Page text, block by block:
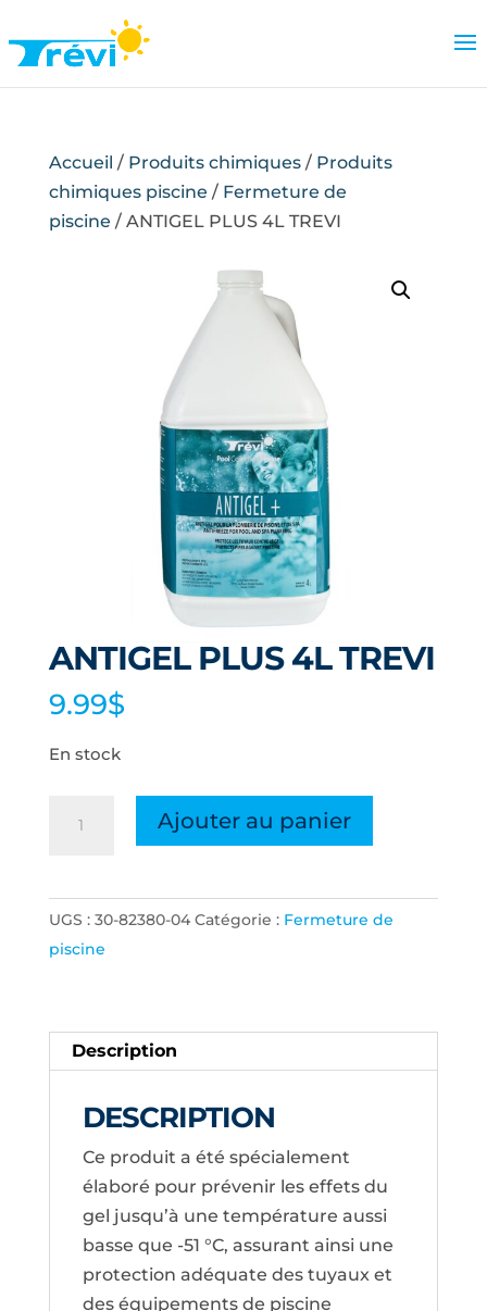
Accueil / Produits chimiques/ Produits
chimiques piscine / Fermeture de
piscine / ANTIGEL PLUS 4L TREVI
ANTIGEL PLUS 4L TREVI
9.99$
En stock
PLUS
4L
TREVI
Ajouter au panier
UGS : 30-82380-04 Catégorie : Fermeture de
piscine
Description
DESCRIPTION
Ce produit a été spécialement
élaboré pour prévenir les effets du
gel jusqu’à une température aussi
basse que -51 °C, assurant ainsi une
protection adéquate des tuyaux et
des équipements de piscine